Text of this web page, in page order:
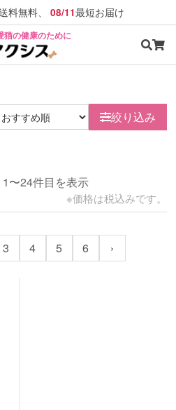
料無料、 08/11最短お届け
猫の健康のために
絞り込み
〜24件目を表示
※価格は税込みです。
3 4 5 6 ›